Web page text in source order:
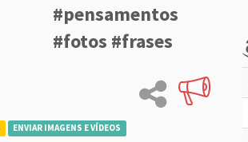
#pensamentos
#fotos #frases
ENVIAR IMAGENS E VÍDEOS